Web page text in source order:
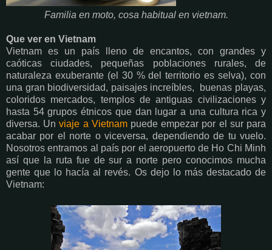
Familia en moto, cosa habitual en vietnam.
Que ver en Vietnam
Vietnam es un país lleno de encantos, con grandes y
caóticas ciudades, pequeñas poblaciones rurales, de
naturaleza exuberante (el 30 % del territorio es selva), con
una gran biodiversidad, paisajes increíbles, buenas playas,
coloridos mercados, templos de antiguas civilizaciones y
hasta 54 grupos étnicos que dan lugar a una cultura rica y
diversa. Unviaje a Vietnampuede empezar por el sur para
acabar por el norte o viceversa, dependiendo de tu vuelo.
Nosotros entramos al país por el aeropuerto de Ho Chi Minh
así que la ruta fue de sur a norte pero conocimos mucha
gente que lo hacía al revés. Os dejo lo más destacado de
Vietnam: